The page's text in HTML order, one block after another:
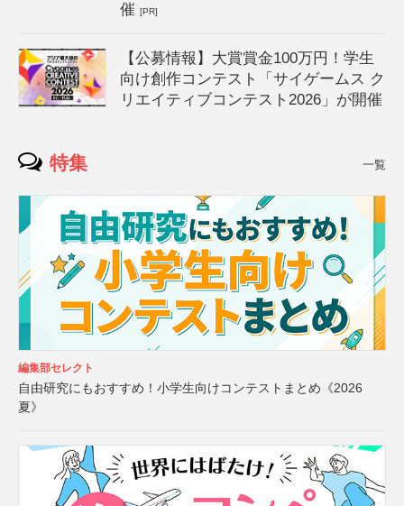
催[PR]
【公募情報】大賞賞金100万円！学生
向け創作コンテスト「サイゲームス ク
リエイティブコンテスト2026」が開催
特集 一覧
編集部セレクト
自由研究にもおすすめ！小学生向けコンテストまとめ《2026
夏》